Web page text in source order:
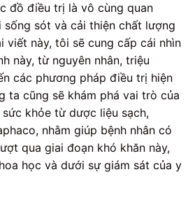
đồ điều trị là vô cùng quan
sót và cải thiện chất lượng
viết này, tôi sẽ cung cấp cái nhìn
này, từ nguyên nhân, triệu
các phương pháp điều trị hiện
ta cũng sẽ khám phá vai trò của
khỏe từ dược liệu sạch,
nhằm giúp bệnh nhân có
qua giai đoạn khó khăn này,
học và dưới sự giám sát của y